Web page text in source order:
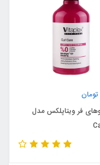
تومان
فر ویتاپلکس مدل